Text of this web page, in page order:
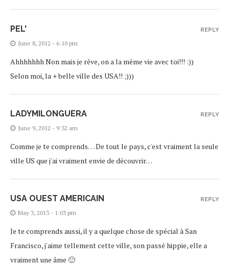
PEL'
June 8, 2012 - 6:10 pm
Ahhhhhhh Non mais je rêve, on a la même vie avec toi!!! :))
Selon moi, la + belle ville des USA!! ;)))
REPLY
LADYMILONGUERA
June 9, 2012 - 9:32 am
Comme je te comprends… De tout le pays, c'est vraiment la seule
ville US que j'ai vraiment envie de découvrir…
REPLY
USA OUEST AMERICAIN
May 3, 2013 - 1:03 pm
Je te comprends aussi, il y a quelque chose de spécial à San
Francisco, j'aime tellement cette ville, son passé hippie, elle a
vraiment une âme 🙂
REPLY